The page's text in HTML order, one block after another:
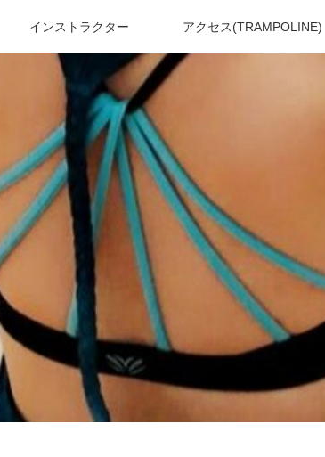
インストラクター アクセス(TRAMPOLINE)